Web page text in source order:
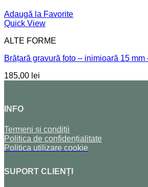
Adaugă la Favorite
Quick View
ALTE FORME
Brățară gravură foto – inimioară 15
185,00 lei
INFO
Termeni și condiții
Politica de confidențialitate
Politica utilizare cookie
SUPORT CLIENȚI